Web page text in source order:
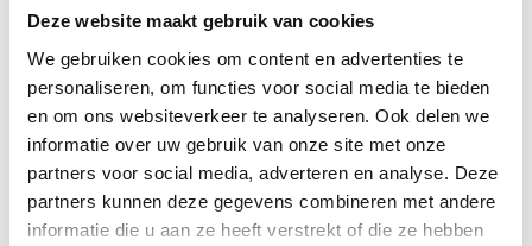
Deze website maakt gebruik van cookies
We gebruiken cookies om content en advertenties te
personaliseren, om functies voor social media te bieden
en om ons websiteverkeer te analyseren. Ook delen we
informatie over uw gebruik van onze site met onze
partners voor social media, adverteren en analyse. Deze
partners kunnen deze gegevens combineren met andere
informatie die u aan ze heeft verstrekt of die ze hebben
containers en andere grote objecten. Ook geschikt om te
Omdat er geen merk op staat is dit slot zeer geschikt om te
graveren.
3 sleutels
IJzer
Op dit hangslot staan geen merken of logo's dus ideaal om te
graveren of te bedrukken.